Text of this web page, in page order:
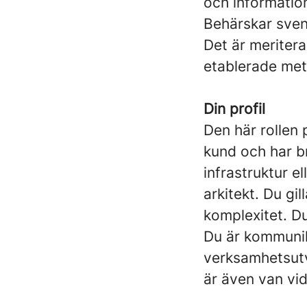
Behärskar
Det är
etablerade
Din profil
Den här rollen
kund och har
infrastruktur
arkitekt. Du
komplexitet.
Du är
är även van